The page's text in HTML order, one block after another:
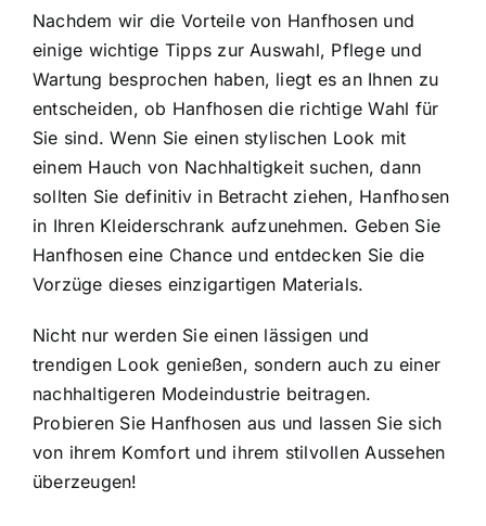
Nachdem wir die Vorteile von Hanfhosen und
einige wichtige Tipps zur Auswahl, Pflege und
Wartung besprochen haben, liegt es an Ihnen zu
entscheiden, ob Hanfhosen die richtige Wahl für
Sie sind. Wenn Sie einen stylischen Look mit
einem Hauch von Nachhaltigkeit suchen, dann
sollten Sie definitiv in Betracht ziehen, Hanfhosen
in Ihren Kleiderschrank aufzunehmen. Geben Sie
Hanfhosen eine Chance und entdecken Sie die
Vorzüge dieses einzigartigen Materials.
Nicht nur werden Sie einen lässigen und
trendigen Look genießen, sondern auch zu einer
nachhaltigeren Modeindustrie beitragen.
Probieren Sie Hanfhosen aus und lassen Sie sich
von ihrem Komfort und ihrem stilvollen Aussehen
überzeugen!